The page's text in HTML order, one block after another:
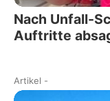
Nach Unfall-
Auftritte
Artikel -